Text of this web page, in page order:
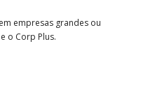
empresas grandes ou
o Corp Plus.